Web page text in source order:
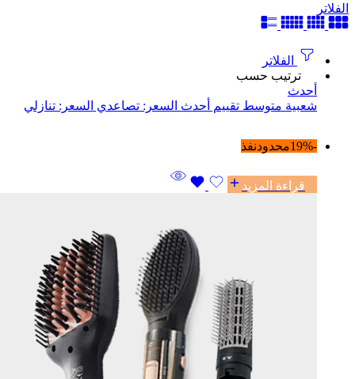
الفلاتر
الفلاتر
ترتيب حسب
أحدث
شعبية متوسط ​​تقييم أحدث السعر: تصاعدي السعر: تنازلي
-19% محدودنفذ
قراءة المزيد